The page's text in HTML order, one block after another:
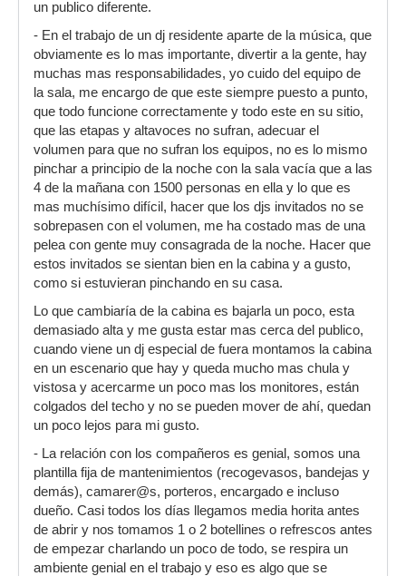
un publico diferente.
- En el trabajo de un dj residente aparte de la música, que
obviamente es lo mas importante, divertir a la gente, hay
muchas mas responsabilidades, yo cuido del equipo de
la sala, me encargo de que este siempre puesto a punto,
que todo funcione correctamente y todo este en su sitio,
que las etapas y altavoces no sufran, adecuar el
volumen para que no sufran los equipos, no es lo mismo
pinchar a principio de la noche con la sala vacía que a las
4 de la mañana con 1500 personas en ella y lo que es
mas muchísimo difícil, hacer que los djs invitados no se
sobrepasen con el volumen, me ha costado mas de una
pelea con gente muy consagrada de la noche. Hacer que
estos invitados se sientan bien en la cabina y a gusto,
como si estuvieran pinchando en su casa.
Lo que cambiaría de la cabina es bajarla un poco, esta
demasiado alta y me gusta estar mas cerca del publico,
cuando viene un dj especial de fuera montamos la cabina
en un escenario que hay y queda mucho mas chula y
vistosa y acercarme un poco mas los monitores, están
colgados del techo y no se pueden mover de ahí, quedan
un poco lejos para mi gusto.
- La relación con los compañeros es genial, somos una
plantilla fija de mantenimientos (recogevasos, bandejas y
demás), camarer@s, porteros, encargado e incluso
dueño. Casi todos los días llegamos media horita antes
de abrir y nos tomamos 1 o 2 botellines o refrescos antes
de empezar charlando un poco de todo, se respira un
ambiente genial en el trabajo y eso es algo que se